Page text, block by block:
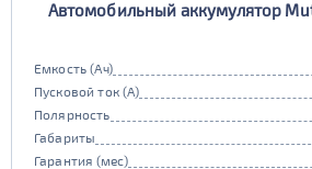
Автомобильный аккумулятор
Емкость (Ач)
Пусковой ток (А)
Полярность
Габариты
Гарантия (мес)